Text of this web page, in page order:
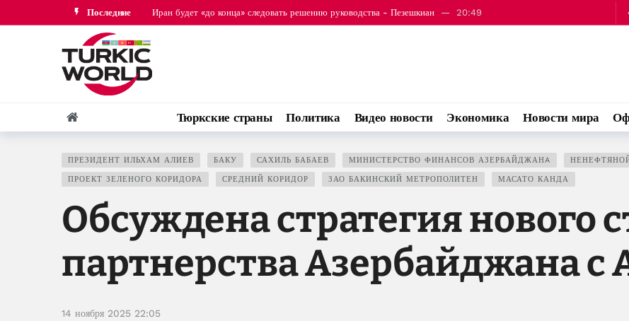
Последние В Пентагоне заявили, что у США достаточно боеприпасов для продолжения войны
В Пентагоне заявили, что у США достаточно боеприпасов для продолжения войны 22:34
Тюркские страны Политика Видео новости Экономика Новости мира
ПРЕЗИДЕНТ ИЛЬХАМ АЛИЕВ БАКУ САХИЛЬ БАБАЕВ МИНИСТЕРСТВО ФИНАНСОВ АЗЕРБАЙДЖАНA
ПРОЕКТ ЗЕЛЕНОГО КОРИДОРА СРЕДНИЙ КОРИДОР ЗАО БАКИНСКИЙ МЕТРОПОЛИТЕН МАСАТО КАНДА
Обсуждена стратегия нового
партнерства Азербайджана с
14 ноября 2025 22:05